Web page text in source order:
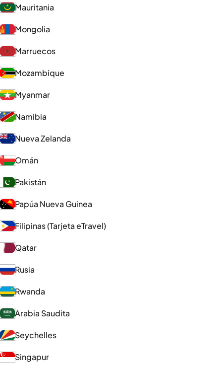
Mauritania
Mongolia
Marruecos
Mozambique
Myanmar
Namibia
Nueva Zelanda
Omán
Pakistán
Papúa Nueva Guinea
Filipinas (Tarjeta eTravel)
Qatar
Rusia
Rwanda
Arabia Saudita
Seychelles
Singapur